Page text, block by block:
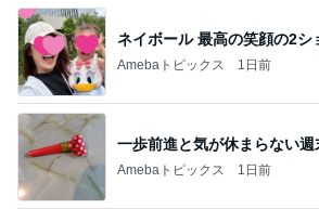
ネイボール 最高の笑顔の2シ
Amebaトピックス 1日前
一歩前進と気が休まらない週
Amebaトピックス 1日前